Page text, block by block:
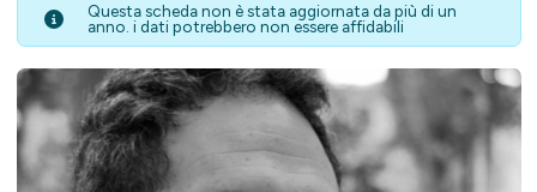
Questa scheda non è stata aggiornata da più di un
anno. i dati potrebbero non essere affidabili